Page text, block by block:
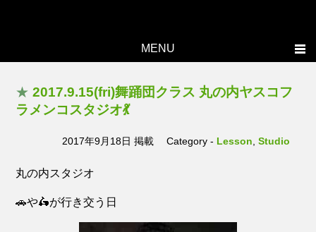
MENU
Topics
Lesson
Live
★ 2017.9.15(fri)舞踊団クラス 丸の内ヤスコフ
ラメンコスタジオ💃
2017年9月18日 掲載 Category - Lesson ,Studio
丸の内スタジオ
🚗や🛵が行き交う日